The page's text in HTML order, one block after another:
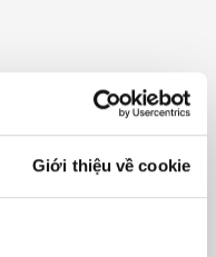
Giới thiệu về cookie